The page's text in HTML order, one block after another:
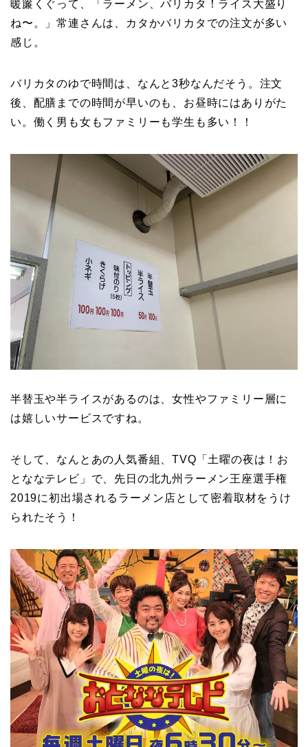
暖簾くぐって、「ラーメン、バリカタ！ライス大盛り
ね〜。」常連さんは、カタかバリカタでの注文が多い
感じ。
バリカタのゆで時間は、なんと3秒なんだそう。注文
後、配膳までの時間が早いのも、お昼時にはありがた
い。働く男も女もファミリーも学生も多い！！
半替玉や半ライスがあるのは、女性やファミリー層に
は嬉しいサービスですね。
そして、なんとあの人気番組、TVQ「土曜の夜は！お
とななテレビ」で、先日の北九州ラーメン王座選手権
2019に初出場されるラーメン店として密着取材をうけ
られたそう！